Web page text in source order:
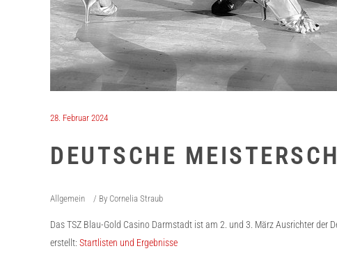
28. Februar 2024
DEUTSCHE
Allgemein By Cornelia Straub
Das TSZ Blau-Gold Casino Darmstadt ist am 2. und 3. März Ausrichter
erstellt: Startlisten und Ergebnisse